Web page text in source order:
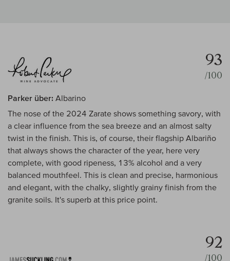
93
/100
Parker über: Albarino
The nose of the 2024 Zarate shows something savory, with
a clear influence from the sea breeze and an almost salty
twist in the finish. This is, of course, their flagship Albariño
that always shows the character of the year, here very
complete, with good ripeness, 13% alcohol and a very
balanced mouthfeel. This is clean and precise, harmonious
and elegant, with the chalky, slightly grainy finish from the
granite soils. It's superb at this price point.
92
/100